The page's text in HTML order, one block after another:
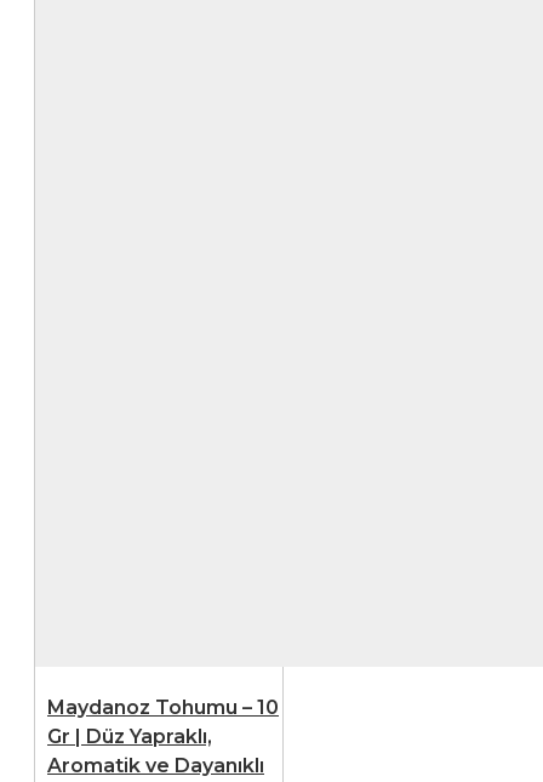
Maydanoz Tohumu – 10
Gr | Düz Yapraklı,
Aromatik ve Dayanıklı